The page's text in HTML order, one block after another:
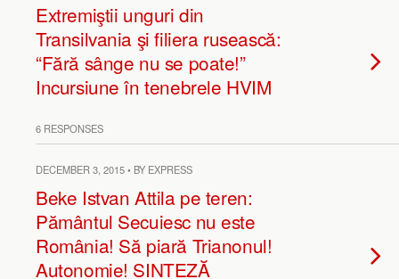
Extremiştii unguri din
Transilvania şi filiera rusească:
“Fără sânge nu se poate!”
Incursiune în tenebrele HVIM
6 RESPONSES
DECEMBER 3, 2015 • BY EXPRESS
Beke Istvan Attila pe teren:
Pământul Secuiesc nu este
România! Să piară Trianonul!
Autonomie! SINTEZĂ